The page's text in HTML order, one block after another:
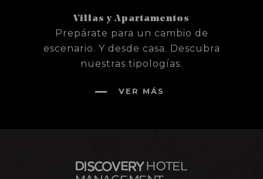
Villas y Apartamentos
Prepárate para un cambio de
escenario. Y desde casa. Descubra
nuestras tipologías.
VER MÁS